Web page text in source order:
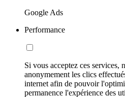
Google Ads
Performance
Si vous acceptez ces services,
anonymement les clics
internet afin de pouvoir
permanence l'expérience des